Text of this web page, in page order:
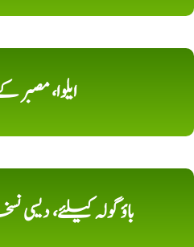
ایلوا، مصبر
باؤ گولہ کیلئے،